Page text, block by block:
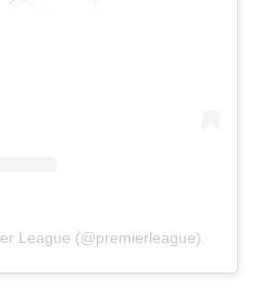
League (@premierleague)